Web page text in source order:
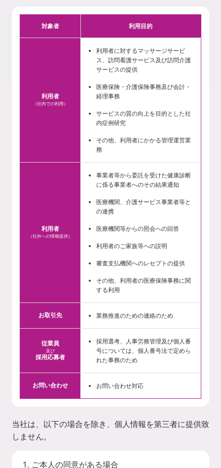
対象者 利用目的
利用者
（社内での利用）
利用者に対するマッサージサービ
ス、訪問看護サービス及び訪問介護
サービスの提供
医療保険・介護保険事務及び会計・
経理事務
サービスの質の向上を目的とした社
内症例研究
その他、利用者にかかる管理運営業
務
利用者
（社外への情報提供）
事業者等から委託を受けた健康診断
に係る事業者へのその結果通知
医療機関、介護サービス事業者等と
の連携
医療機関等からの照会への回答
利用者のご家族等への説明
審査支払機関へのレセプトの提供
その他、利用者の医療保険事務に関
する利用
お取引先 業務推進のための連絡のため
従業員
及び
採用応募者
採用選考、人事労務管理及び個人番
号については、個人番号法で定めら
れた事務のため
お問い合わせ お問い合わせ対応
当社は、以下の場合を除き、個人情報を第三者に提供致
しません。
ご本人の同意がある場合